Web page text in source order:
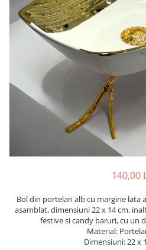
140,00
Bol din portelan alb cu margine lata
asamblat, dimensiuni 22 x 14 cm,
festive si candy baruri, cu un
Material:
Dimensiuni: 22 x